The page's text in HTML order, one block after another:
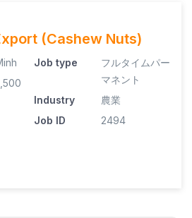
(Cashew Nuts)
Job type
フルタイムパー
マネント
Industry
農業
Job ID
2494